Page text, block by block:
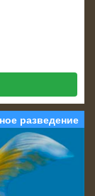
разведение